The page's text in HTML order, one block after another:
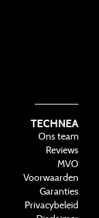
TECHNEA
Ons team
Reviews
MVO
Voorwaarden
Garanties
Privacybeleid